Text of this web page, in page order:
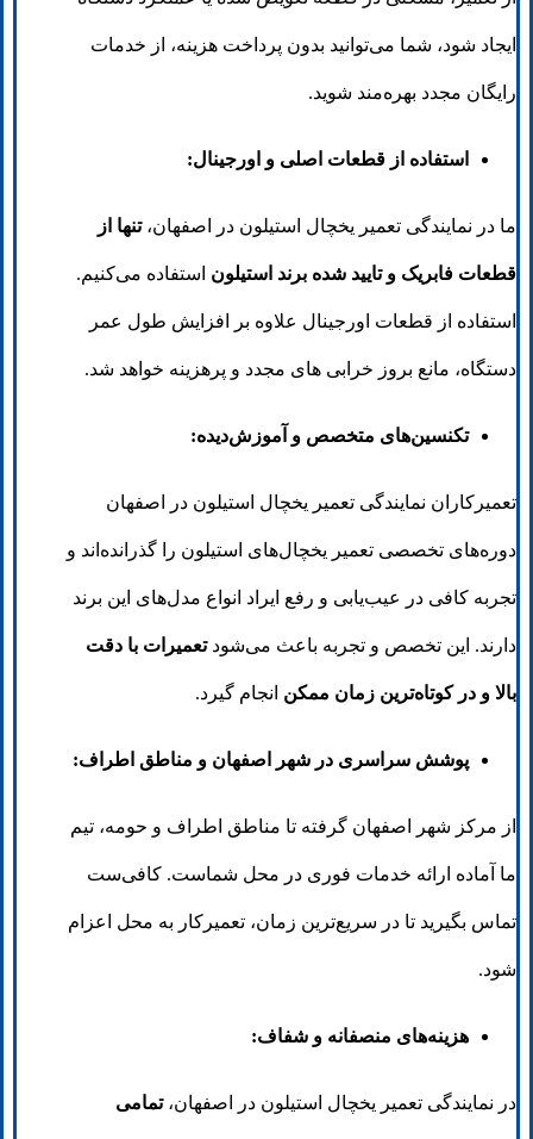
ایجاد شود، شما می‌توانید بدون پرداخت هزینه، از خدمات
رایگان مجدد بهره‌مند شوید.
استفاده از قطعات اصلی و اورجینال:
ما در نمایندگی تعمیر یخچال استیلون در اصفهان،تنها از
قطعات فابریک و تایید شده برند استیلون استفاده می‌کنیم.
استفاده از قطعات اورجینال علاوه بر افزایش طول عمر
دستگاه، مانع بروز خرابی‌ های مجدد و پرهزینه خواهد شد.
تکنسین‌های متخصص و آموزش‌دیده:
تعمیرکاران نمایندگی تعمیر یخچال استیلون در اصفهان
دوره‌های تخصصی تعمیر یخچال‌های استیلون را گذرانده‌اند و
تجربه کافی در عیب‌یابی و رفع ایراد انواع مدل‌های این برند
دارند. این تخصص و تجربه باعث می‌شودتعمیرات با دقت
بالا و در کوتاه‌ترین زمان ممکن انجام گیرد.
پوشش سراسری در شهر اصفهان و مناطق اطراف:
از مرکز شهر اصفهان گرفته تا مناطق اطراف و حومه، تیم
ما آماده ارائه خدمات فوری در محل شماست. کافی‌ست
تماس بگیرید تا در سریع‌ترین زمان، تعمیرکار به محل اعزام
شود.
هزینه‌های منصفانه و شفاف:
در نمایندگی تعمیر یخچال استیلون در اصفهان،تمامی